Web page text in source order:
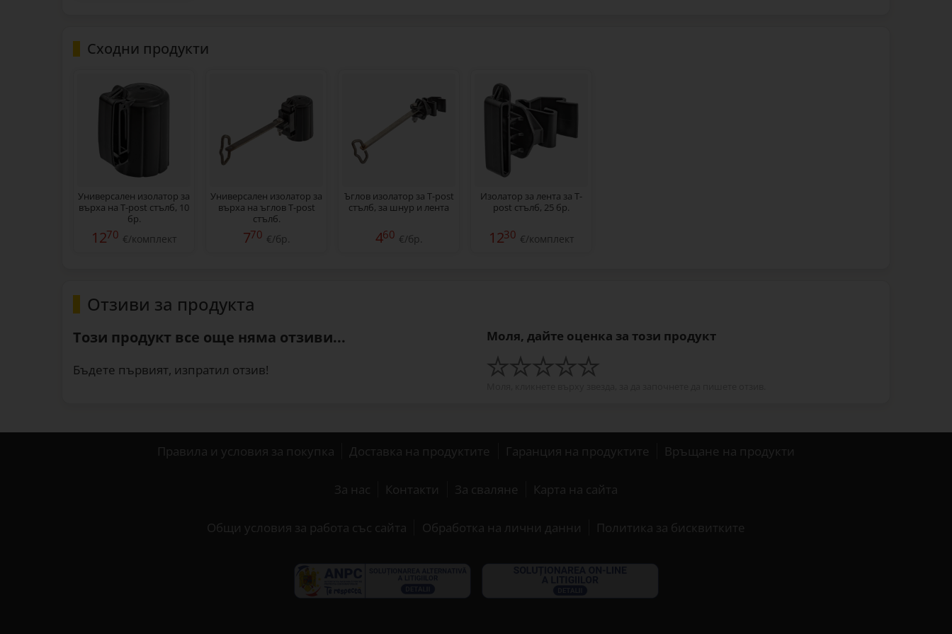
Сходни продукти
Универсален изолатор за
върха на T-post стълб, 10
бр.
1270 €/комплект
Универсален изолатор за
върха на ъглов T-post
стълб.
770 €/бр.
Ъглов изолатор за T-post
стълб, за шнур и лента
460 €/бр.
Изолатор за лента за T-
post стълб, 25 бр.
1230 €/комплект
Отзиви за продукта
Този продукт все още няма отзиви...
Бъдете първият, изпратил отзив!
Моля, дайте оценка за този продукт
Правила и условия за покупка Доставка на продуктите Гаранция на продуктите Връщане на продукти
За нас Контакти За сваляне Карта на сайта
Общи условия за работа със сайта Обработка на лични данни Политика за бисквитките